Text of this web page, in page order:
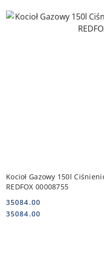
Kocioł Gazowy 150l
REDFOX 00008755
Cena:
35084.00
Cena:
35084.00